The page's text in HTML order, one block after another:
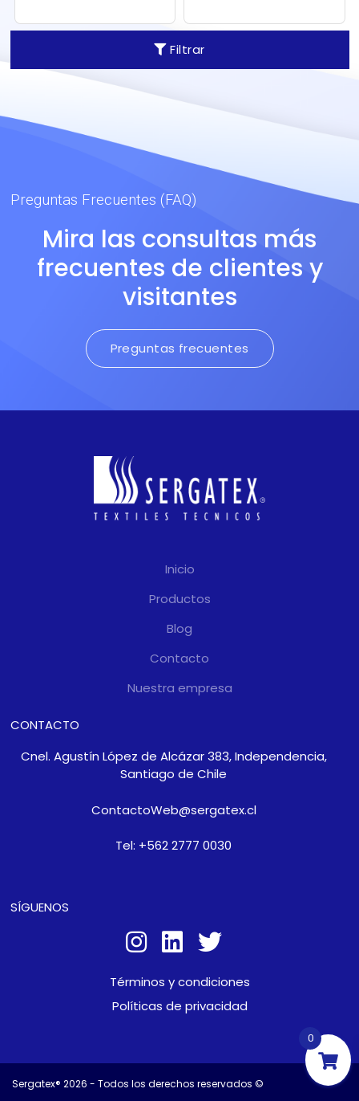
Filtrar
Fabricado y certificado en
U.S.A. en base a fibra
original Nomex® de
DuPont. Recomendado
Nomex® de DuPont.
Preguntas Frecuentes (FAQ)
Mira las consultas más
frecuentes de clientes y
visitantes
Preguntas frecuentes
Inicio
Productos
Blog
Contacto
Nuestra empresa
CONTACTO
Cnel. Agustín López de Alcázar 383, Independencia,
Santiago de Chile
ContactoWeb@sergatex.cl
Tel: +562 2777 0030
SÍGUENOS
Términos y condiciones
Políticas de privacidad
Sergatex® 2026 - Todos los derechos reservados ©
0